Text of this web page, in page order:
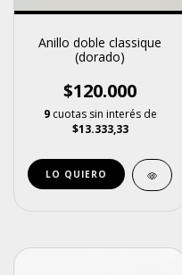
Anillo doble classique
(dorado)
$120.000
9 cuotas sin interés de
$13.333,33
LO QUIERO